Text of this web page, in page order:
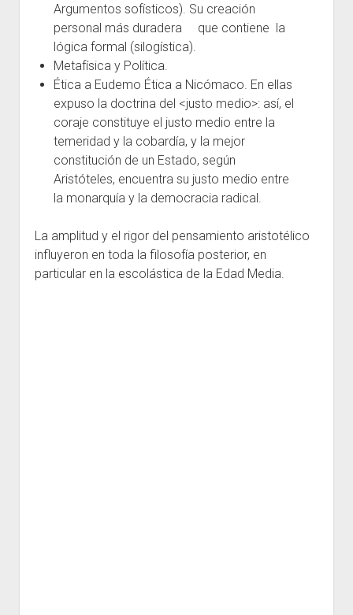
Argumentos sofísticos). Su creación
personal más duradera que contiene la
lógica formal (silogística).
Metafísica y Política.
Ética a Eudemo Ética a Nicómaco. En ellas
expuso la doctrina del <justo medio>: así, el
coraje constituye el justo medio entre la
temeridad y la cobardía, y la mejor
constitución de un Estado, según
Aristóteles, encuentra su justo medio entre
la monarquía y la democracia radical.
La amplitud y el rigor del pensamiento aristotélico
influyeron en toda la filosofía posterior, en
particular en la escolástica de la Edad Media.